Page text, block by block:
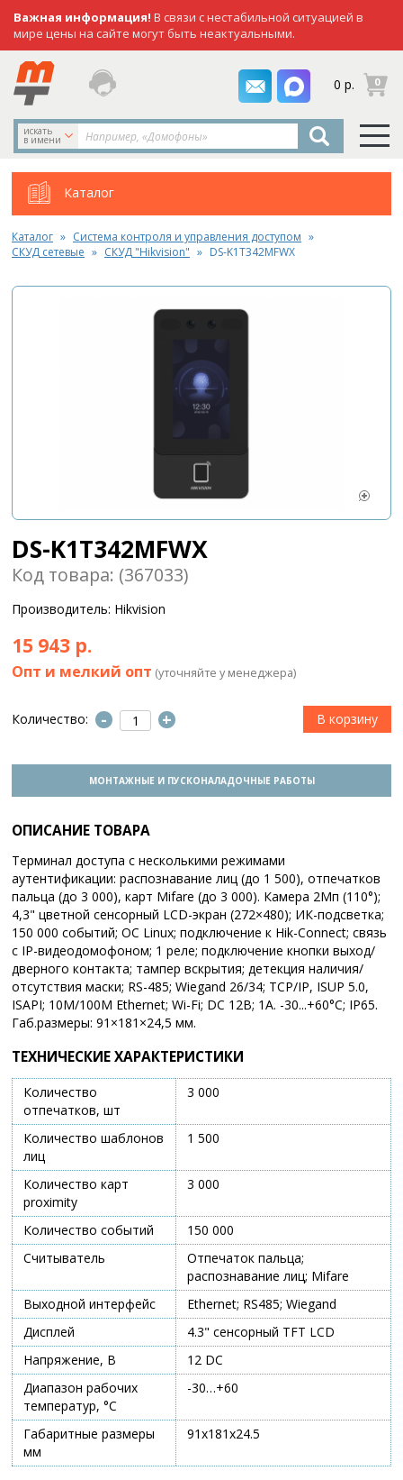
Важная информация! В связи с нестабильной ситуацией в
мире цены на сайте могут быть неактуальными.
0 р. 0
искать
в имени
Каталог
Каталог
Система контроля и управления доступом
СКУД сетевые
СКУД "Hikvision" DS-K1T342MFWX
DS-K1T342MFWX
Код товара: (367033)
Производитель: Hikvision
15 943 р.
Опт и мелкий опт (уточняйте у менеджера)
Количество: - +
МОНТАЖНЫЕ И ПУСКОНАЛАДОЧНЫЕ РАБОТЫ
ОПИСАНИЕ ТОВАРА
Терминал доступа с несколькими режимами
аутентификации: распознавание лиц (до 1 500), отпечатков
пальца (до 3 000), карт Mifare (до 3 000). Камера 2Мп (110°);
4,3" цветной сенсорный LCD-экран (272×480); ИК-подсветка;
150 000 событий; ОС Linux; подключение к Hik-Connect; связь
с IP-видеодомофоном; 1 реле; подключение кнопки выход/
дверного контакта; тампер вскрытия; детекция наличия/
отсутствия маски; RS-485; Wiegand 26/34; TCP/IP, ISUP 5.0,
ISAPI; 10M/100M Ethernet; Wi-Fi; DC 12В; 1А. -30...+60°C; IP65.
Габ.размеры: 91×181×24,5 мм.
ТЕХНИЧЕСКИЕ ХАРАКТЕРИСТИКИ
Количество
отпечатков, шт
3 000
Количество шаблонов
лиц
1 500
Количество карт
proximity
3 000
Количество событий
150 000
Считыватель
Отпечаток пальца;
распознавание лиц; Mifare
Выходной интерфейс
Ethernet; RS485; Wiegand
Дисплей
4.3" сенсорный TFT LCD
Напряжение, В
12 DC
Диапазон рабочих
температур, °С
-30…+60
Габаритные размеры
мм
91х181х24.5